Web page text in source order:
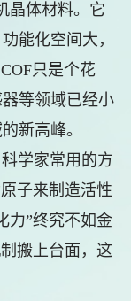
晶体材料。它
能化空间大，
只是个花
等领域已经小
新高峰。
学家常用的方
子来制造活性
力”终究不如金
搬上台面，这